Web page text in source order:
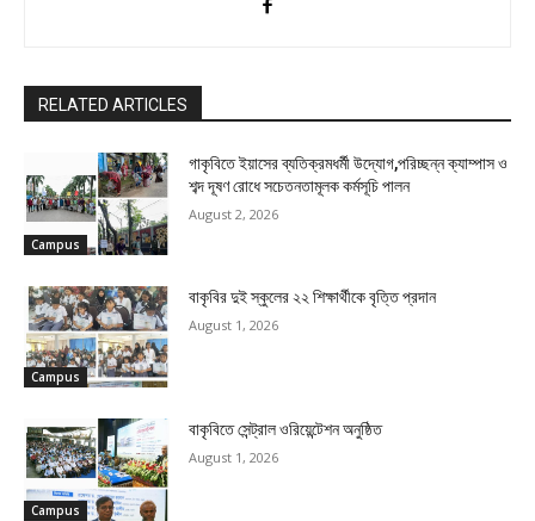
RELATED ARTICLES
Campus
গাকৃবিতে ইয়াসের ব্যতিক্রমধর্মী উদ্যোগ,পরিচ্ছন্ন ক্যাম্পাস ও
শব্দ দূষণ রোধে সচেতনতামূলক কর্মসূচি পালন
August 2, 2026
Campus
বাকৃবির দুই স্কুলের ২২ শিক্ষার্থীকে বৃত্তি প্রদান
August 1, 2026
Campus
বাকৃবিতে সেন্ট্রাল ওরিয়েন্টেশন অনুষ্ঠিত
August 1, 2026